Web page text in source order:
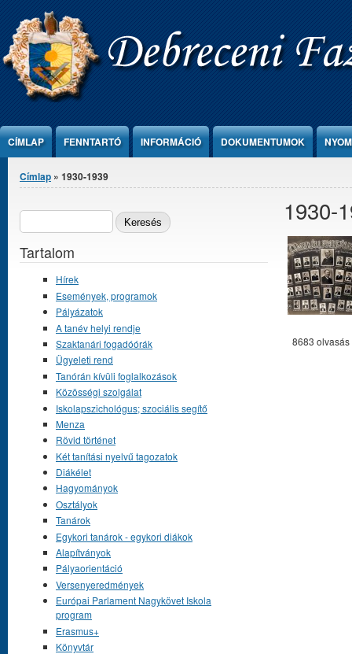
Ugrás a tartalomra
CÍMLAP FENNTARTÓ INFORMÁCIÓ DOKUMENTUMOK
Jelenlegi hely
Címlap » 1930-1939
1930-
8683 olvasás
Keresés űrlap
Tartalom
Hírek
Események, programok
Pályázatok
A tanév helyi rendje
Szaktanári fogadóórák
Ügyeleti rend
Tanórán kívüli foglalkozások
Közösségi szolgálat
Iskolapszichológus; szociális segítő
Menza
Rövid történet
Két tanítási nyelvű tagozatok
Diákélet
Hagyományok
Osztályok
Tanárok
Egykori tanárok - egykori diákok
Alapítványok
Pályaorientáció
Versenyeredmények
Európai Parlament Nagykövet Iskola
program
Erasmus+
Könyvtár